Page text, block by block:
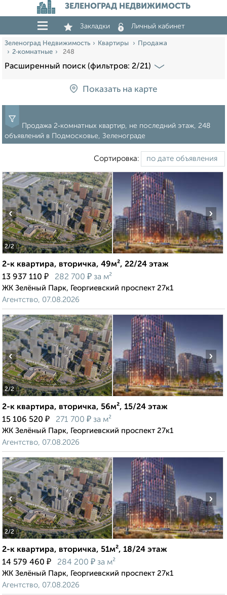
ЗЕЛЕНОГРАД НЕДВИЖИМОСТЬ
Закладки Личный кабинет
Зеленоград Недвижимость Квартиры
Продажа
2‑комнатные
248
Расширенный поиск (фильтров: 2/21)
Показать на карте
Продажа 2‑комнатных квартир, не последний этаж, 248
объявлений в Подмосковье, Зеленограде
Сортировка:
2/2
‹ ›
2-к квартира, вторичка, 49м², 22/24 этаж
13 937 110 ₽ 282 700 ₽ за м²
ЖК Зелёный Парк, Георгиевский проспект 27к1
Агентство, 07.08.2026
2/2
‹ ›
2-к квартира, вторичка, 56м², 15/24 этаж
15 106 520 ₽ 271 700 ₽ за м²
ЖК Зелёный Парк, Георгиевский проспект 27к1
Агентство, 07.08.2026
2/2
‹ ›
2-к квартира, вторичка, 51м², 18/24 этаж
14 579 460 ₽ 284 200 ₽ за м²
ЖК Зелёный Парк, Георгиевский проспект 27к1
Агентство, 07.08.2026